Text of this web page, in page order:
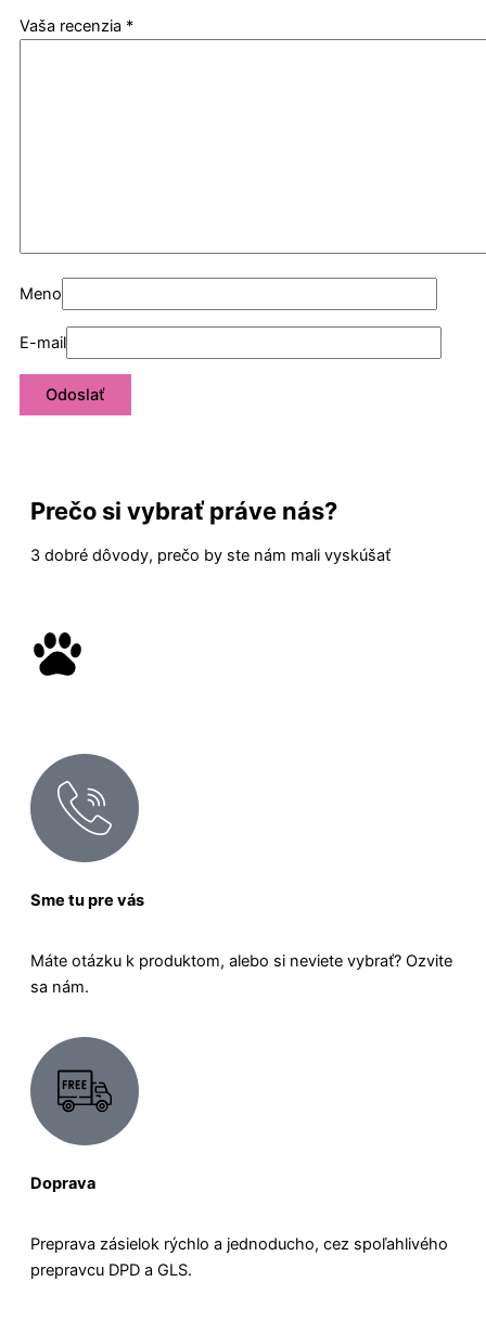
Vaša recenzia *
Meno
E-mail
Prečo si vybrať práve nás?
3 dobré dôvody, prečo by ste nám mali vyskúšať
Sme tu pre vás
Máte otázku k produktom, alebo si neviete vybrať? Ozvite
sa nám.
Doprava
Preprava zásielok rýchlo a jednoducho, cez spoľahlivého
prepravcu DPD a GLS.